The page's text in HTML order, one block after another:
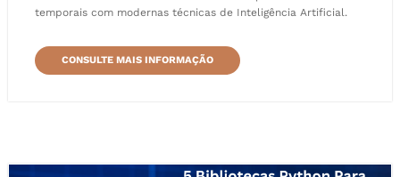
temporais com modernas técnicas de Inteligência Artificial.
CONSULTE MAIS INFORMAÇÃO